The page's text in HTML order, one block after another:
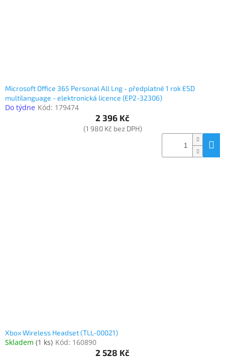
Microsoft Office 365 Personal All Lng - předplatné 1 rok ESD
multilanguage - elektronická licence (EP2-32306)
Do týdne Kód: 179474
2 396 Kč
(1 980 Kč bez DPH)
Xbox Wireless Headset (TLL-00021)
Skladem (1 ks) Kód: 160890
2 528 Kč